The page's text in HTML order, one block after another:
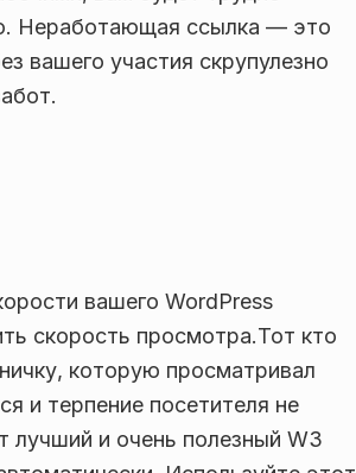
Неработающая ссылка — это
вашего участия скрупулезно
вашего WordPress
скорость просмотра.Тот кто
которую просматривал
и терпение посетителя не
лучший и очень полезный W3